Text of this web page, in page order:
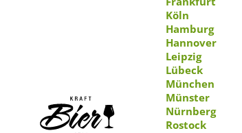
Köln
Hamburg
Hannover
Leipzig
Lübeck
München
Münster
Nürnberg
Rostock